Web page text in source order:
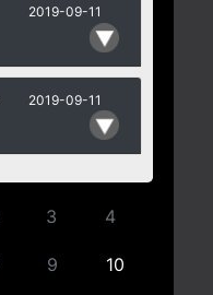
2019-09-11
2019-09-11
3 4
9 10